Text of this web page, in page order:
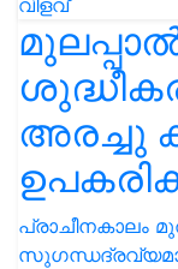
അരച്ചു
പ്രാചീനകാലം